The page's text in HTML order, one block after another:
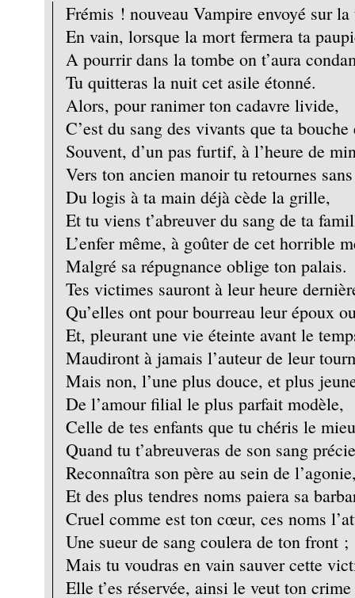
Frémis ! nouveau Vampire envoyé sur la
En vain, lorsque la mort fermera ta
A pourrir dans la tombe on t’aura
Tu quitteras la nuit cet asile étonné.
Alors, pour ranimer ton cadavre livide,
C’est du sang des vivants que ta
Souvent, d’un pas furtif, à l’heure de
Vers ton ancien manoir tu retournes
Du logis à ta main déjà cède la grille,
Et tu viens t’abreuver du sang de ta
L’enfer même, à goûter de cet horrible
Malgré sa répugnance oblige ton palais.
Tes victimes sauront à leur heure
Qu’elles ont pour bourreau leur époux
Et, pleurant une vie éteinte avant le
Maudiront à jamais l’auteur de leur
Mais non, l’une plus douce, et plus
De l’amour filial le plus parfait modèle,
Celle de tes enfants que tu chéris le
Quand tu t’abreuveras de son sang
Reconnaîtra son père au sein de
Et des plus tendres noms paiera sa
Cruel comme est ton cœur, ces noms
Une sueur de sang coulera de ton front ;
Mais tu voudras en vain sauver cette
Elle t’es réservée, ainsi le veut ton